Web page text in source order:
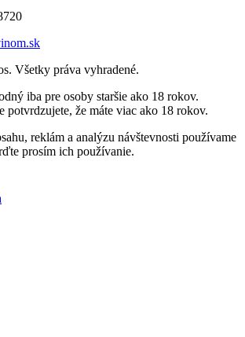
Všetky práva vyhradené.
iba pre osoby staršie ako 18 rokov.
potvrdzujete, že máte viac ako 18 rokov.
reklám a analýzu návštevnosti používame
prosím ich používanie.